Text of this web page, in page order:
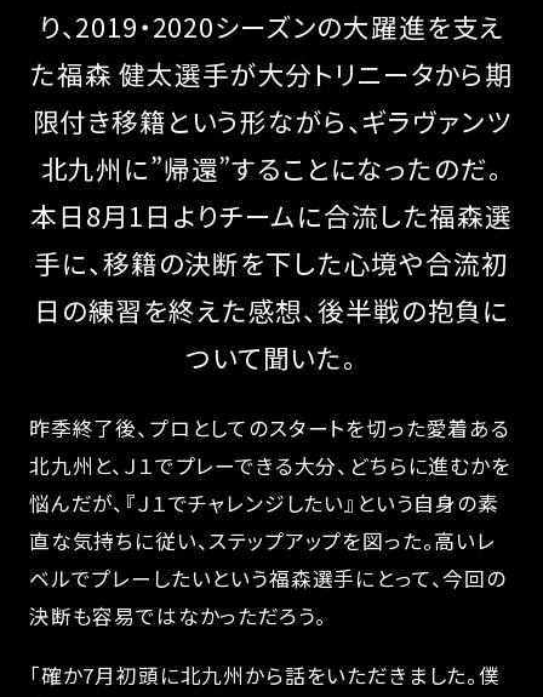
り、2019・2020シーズンの大躍進を支え
た福森 健太選手が大分トリニータから期
限付き移籍という形ながら、ギラヴァンツ
北九州に”帰還”することになったのだ。
本日8月1日よりチームに合流した福森選
手に、移籍の決断を下した心境や合流初
日の練習を終えた感想、後半戦の抱負に
ついて聞いた。
昨季終了後、プロとしてのスタートを切った愛着ある
北九州と、Ｊ１でプレーできる大分、どちらに進むかを
悩んだが、『Ｊ１でチャレンジしたい』という自身の素
直な気持ちに従い、ステップアップを図った。高いレ
ベルでプレーしたいという福森選手にとって、今回の
決断も容易ではなかっただろう。
「確か7月初頭に北九州から話をいただきました。僕